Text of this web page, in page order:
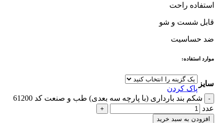
استفاده راحت
قابل شست و شو
ضد حساسیت
موارد استفاده:
سایز
پاک کردن
شکم بند بارداری (با پارچه سه بعدی) طب و صنعت کد 61200
عدد
افزودن به سبد خرید